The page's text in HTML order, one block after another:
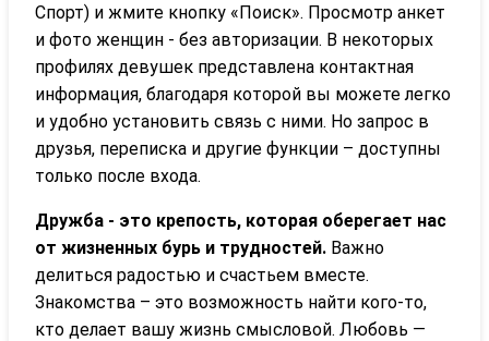
Спорт) и жмите кнопку «Поиск». Просмотр анкет
и фото женщин - без авторизации. В некоторых
профилях девушек представлена контактная
информация, благодаря которой вы можете легко
и удобно установить связь с ними. Но запрос в
друзья, переписка и другие функции – доступны
только после входа.
Дружба - это крепость, которая оберегает нас
от жизненных бурь и трудностей. Важно
делиться радостью и счастьем вместе.
Знакомства – это возможность найти кого-то,
кто делает вашу жизнь смысловой. Любовь —